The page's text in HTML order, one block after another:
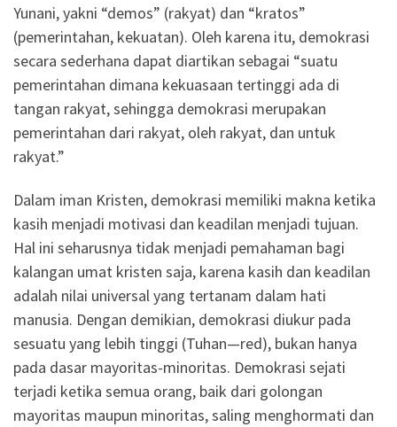
Yunani, yakni “demos” (rakyat) dan “kratos”
(pemerintahan, kekuatan). Oleh karena itu, demokrasi
secara sederhana dapat diartikan sebagai “suatu
pemerintahan dimana kekuasaan tertinggi ada di
tangan rakyat, sehingga demokrasi merupakan
pemerintahan dari rakyat, oleh rakyat, dan untuk
rakyat.”
Dalam iman Kristen, demokrasi memiliki makna ketika
kasih menjadi motivasi dan keadilan menjadi tujuan.
Hal ini seharusnya tidak menjadi pemahaman bagi
kalangan umat kristen saja, karena kasih dan keadilan
adalah nilai universal yang tertanam dalam hati
manusia. Dengan demikian, demokrasi diukur pada
sesuatu yang lebih tinggi (Tuhan—red), bukan hanya
pada dasar mayoritas-minoritas. Demokrasi sejati
terjadi ketika semua orang, baik dari golongan
mayoritas maupun minoritas, saling menghormati dan